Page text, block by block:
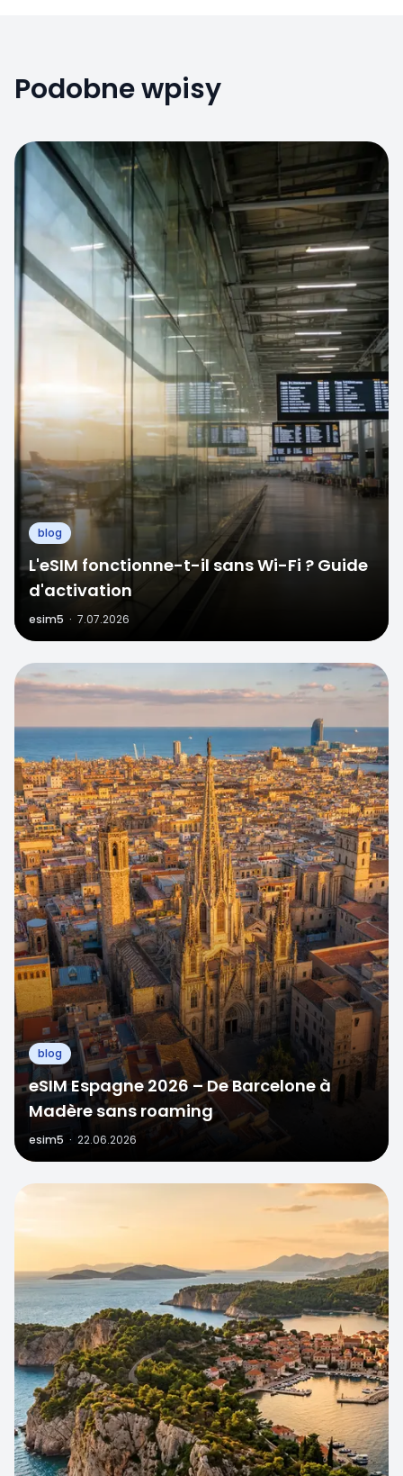
Podobne wpisy
blog
L'eSIM fonctionne-t-il sans Wi-Fi ? Guide
d'activation
esim5 · 7.07.2026
blog
eSIM Espagne 2026 – De Barcelone à
Madère sans roaming
esim5 · 22.06.2026